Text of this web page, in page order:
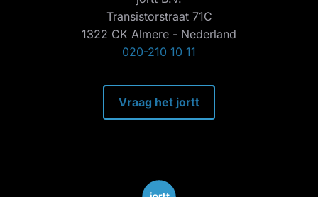
Transistorstraat 71C
1322 CK Almere - Nederland
020-210 10 11
Vraag het jortt